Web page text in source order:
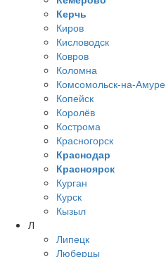
Керчь
Киров
Кисловодск
Ковров
Коломна
Комсомольск-на-Амуре
Копейск
Королёв
Кострома
Красногорск
Краснодар
Красноярск
Курган
Курск
Кызыл
Л
Липецк
Люберцы